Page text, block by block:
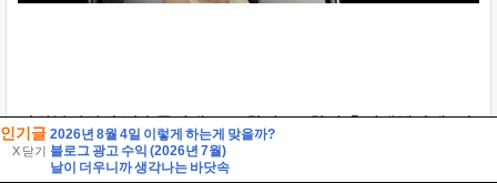
인기글
X 닫기
2026년 8월 4일 이렇게 하는게 맞을까?
블로그 광고 수익 (2026년 7월)
날이 더우니까 생각나는 바닷속